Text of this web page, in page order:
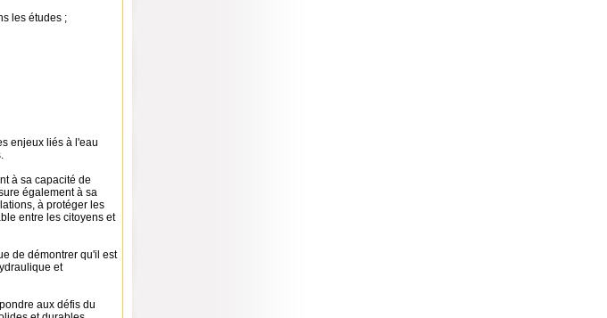
les études ;
enjeux liés à l'eau
à sa capacité de
également à sa
à protéger les
entre les citoyens et
de démontrer qu'il est
et
aux défis du